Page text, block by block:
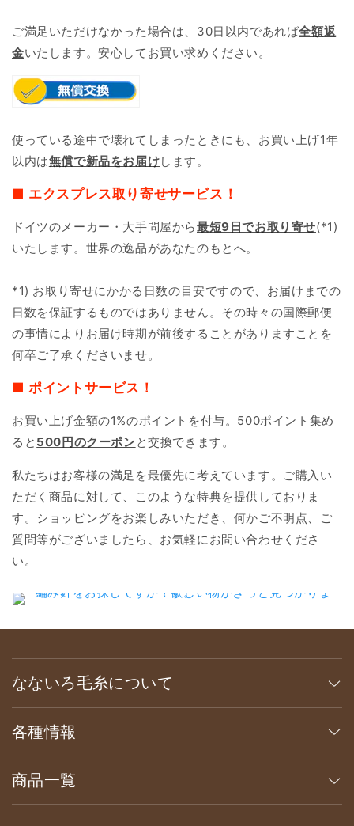
ご満足いただけなかった場合は、30日以内であれば全額返
金いたします。安心してお買い求めください。
使っている途中で壊れてしまったときにも、お買い上げ1年
以内は無償で新品をお届けします。
■ エクスプレス取り寄せサービス！
ドイツのメーカー・大手問屋から最短9日でお取り寄せ(*1)
いたします。世界の逸品があなたのもとへ。
*1) お取り寄せにかかる日数の目安ですので、お届けまでの
日数を保証するものではありません。その時々の国際郵便
の事情によりお届け時期が前後することがありますことを
何卒ご了承くださいませ。
■ ポイントサービス！
お買い上げ金額の1%のポイントを付与。500ポイント集め
ると 500円のクーポンと交換できます。
私たちはお客様の満足を最優先に考えています。ご購入い
ただく商品に対して、このような特典を提供しておりま
す。ショッピングをお楽しみいただき、何かご不明点、ご
質問等がございましたら、お気軽にお問い合わせくださ
い。
なないろ毛糸について
各種情報
商品一覧